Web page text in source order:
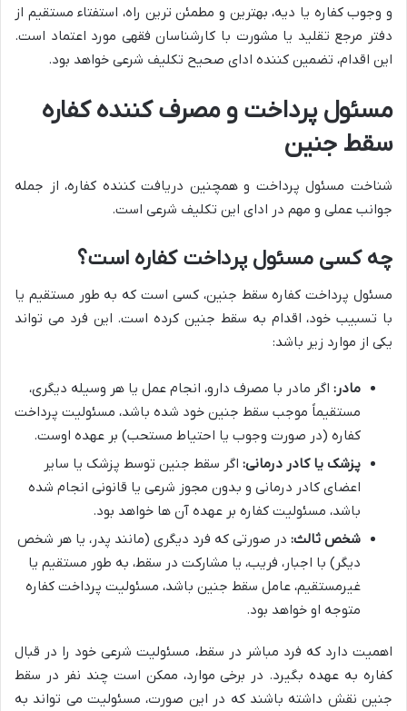
و وجوب کفاره یا دیه، بهترین و مطمئن ترین راه، استفتاء مستقیم از
دفتر مرجع تقلید یا مشورت با کارشناسان فقهی مورد اعتماد است.
این اقدام، تضمین کننده ادای صحیح تکلیف شرعی خواهد بود.
مسئول پرداخت و مصرف کننده کفاره
سقط جنین
شناخت مسئول پرداخت و همچنین دریافت کننده کفاره، از جمله
جوانب عملی و مهم در ادای این تکلیف شرعی است.
چه کسی مسئول پرداخت کفاره است؟
مسئول پرداخت کفاره سقط جنین، کسی است که به طور مستقیم یا
با تسبیب خود، اقدام به سقط جنین کرده است. این فرد می تواند
یکی از موارد زیر باشد:
مادر: اگر مادر با مصرف دارو، انجام عمل یا هر وسیله دیگری،
مستقیماً موجب سقط جنین خود شده باشد، مسئولیت پرداخت
کفاره (در صورت وجوب یا احتیاط مستحب) بر عهده اوست.
پزشک یا کادر درمانی: اگر سقط جنین توسط پزشک یا سایر
اعضای کادر درمانی و بدون مجوز شرعی یا قانونی انجام شده
باشد، مسئولیت کفاره بر عهده آن ها خواهد بود.
شخص ثالث: در صورتی که فرد دیگری (مانند پدر، یا هر شخص
دیگر) با اجبار، فریب، یا مشارکت در سقط، به طور مستقیم یا
غیرمستقیم، عامل سقط جنین باشد، مسئولیت پرداخت کفاره
متوجه او خواهد بود.
اهمیت دارد که فرد مباشر در سقط، مسئولیت شرعی خود را در قبال
کفاره به عهده بگیرد. در برخی موارد، ممکن است چند نفر در سقط
جنین نقش داشته باشند که در این صورت، مسئولیت می تواند به